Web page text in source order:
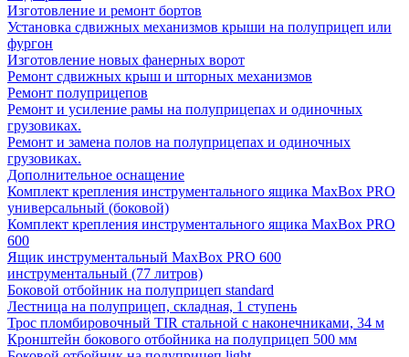
Изготовление и ремонт бортов
Установка сдвижных механизмов крыши на полуприцеп или
фургон
Изготовление новых фанерных ворот
Ремонт сдвижных крыш и шторных механизмов
Ремонт полуприцепов
Ремонт и усиление рамы на полуприцепах и одиночных
грузовиках.
Ремонт и замена полов на полуприцепах и одиночных
грузовиках.
Дополнительное оснащение
Комплект крепления инструментального ящика MaxBox PRO
универсальный (боковой)
Комплект крепления инструментального ящика MaxBox PRO
600
Ящик инструментальный MaxBox PRO 600
инструментальный (77 литров)
Боковой отбойник на полуприцеп standard
Лестница на полуприцеп, складная, 1 ступень
Трос пломбировочный TIR стальной с наконечниками, 34 м
Кронштейн бокового отбойника на полуприцеп 500 мм